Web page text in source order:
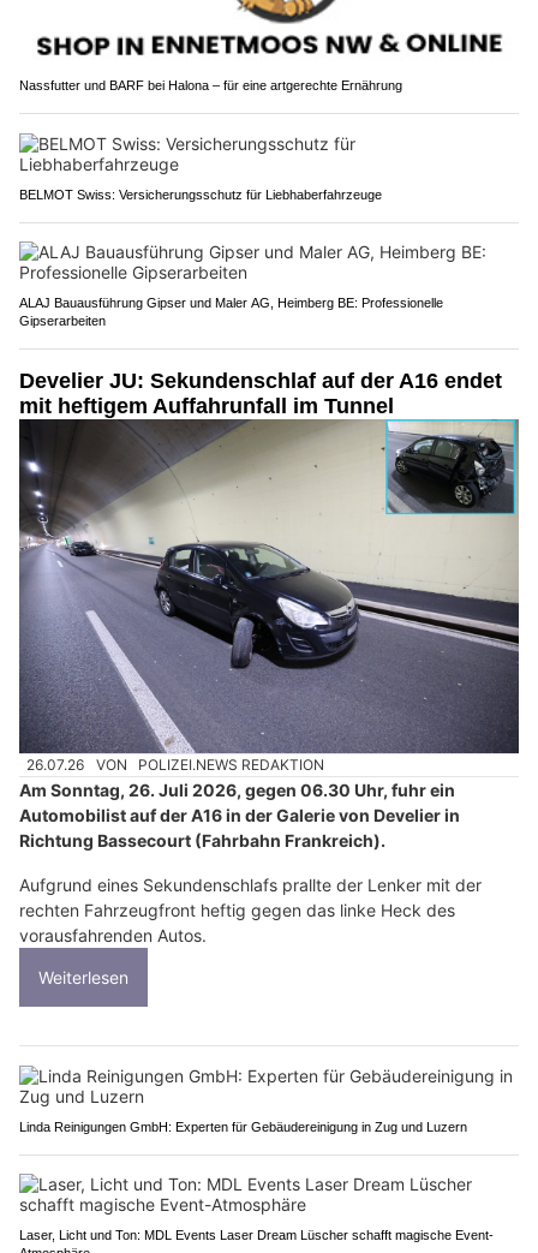
Nassfutter und BARF bei Halona – für eine artgerechte Ernährung
BELMOT Swiss: Versicherungsschutz für Liebhaberfahrzeuge
ALAJ Bauausführung Gipser und Maler AG, Heimberg BE: Professionelle
Gipserarbeiten
Develier JU: Sekundenschlaf auf der A16 endet
mit heftigem Auffahrunfall im Tunnel
26.07.26 VON POLIZEI.NEWS REDAKTION
Am Sonntag, 26. Juli 2026, gegen 06.30 Uhr, fuhr ein
Automobilist auf der A16 in der Galerie von Develier in
Richtung Bassecourt (Fahrbahn Frankreich).
Aufgrund eines Sekundenschlafs prallte der Lenker mit der
rechten Fahrzeugfront heftig gegen das linke Heck des
vorausfahrenden Autos.
Weiterlesen
Linda Reinigungen GmbH: Experten für Gebäudereinigung in Zug und Luzern
Laser, Licht und Ton: MDL Events Laser Dream Lüscher schafft magische Event-